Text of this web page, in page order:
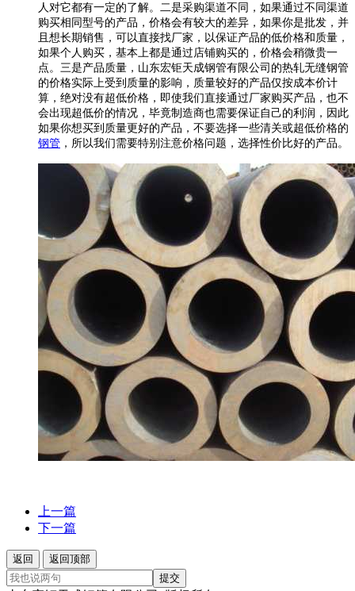
人对它都有一定的了解。二是采购渠道不同，如果通过不同渠道
购买相同型号的产品，价格会有较大的差异，如果你是批发，并
且想长期销售，可以直接找厂家，以保证产品的低价格和质量，
如果个人购买，基本上都是通过店铺购买的，价格会稍微贵一
点。三是产品质量，山东宏钜天成钢管有限公司的热轧无缝钢管
的价格实际上受到质量的影响，质量较好的产品仅按成本价计
算，绝对没有超低价格，即使我们直接通过厂家购买产品，也不
会出现超低价的情况，毕竟制造商也需要保证自己的利润，因此
如果你想买到质量更好的产品，不要选择一些清关或超低价格的
钢管 ，所以我们需要特别注意价格问题，选择性价比好的产品。
上一篇
下一篇
返回
返回顶部
提交